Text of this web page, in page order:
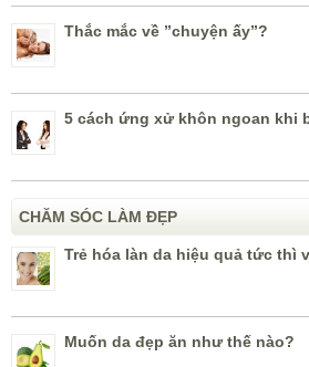
Thắc mắc về ”chuyện ấy”?
5 cách ứng xử khôn ngoan khi
CHĂM SÓC LÀM ĐẸP
Trẻ hóa làn da hiệu quả tức thì
Muốn da đẹp ăn như thế nào?